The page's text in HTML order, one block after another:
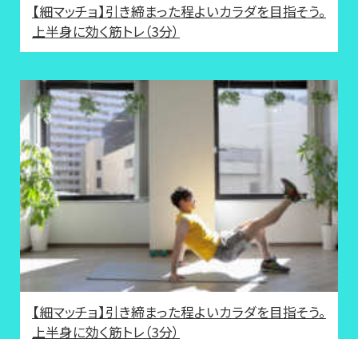
【細マッチョ】引き締まった程よいカラダを目指そう。
上半身に効く筋トレ（3分）
【細マッチョ】引き締まった程よいカラダを目指そう。
上半身に効く筋トレ（3分）